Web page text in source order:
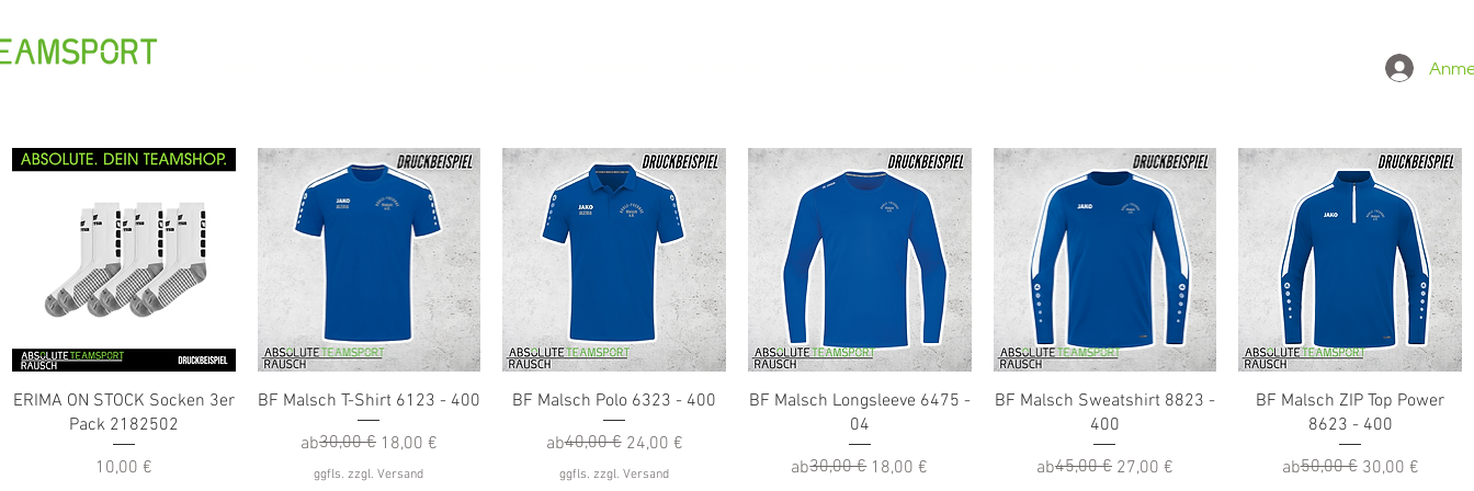
Schnellansicht
ERIMA ON STOCK Socken 3er
Pack 2182502
Preis
10,00 €
Schnellansicht
BF Malsch T-Shirt 6123 - 400
ab
Standardpreis
30,00 € 18,00 €
Sale-Preis
ggfls. zzgl. Versand
Schnellansicht
BF Malsch Polo 6323 - 400
ab
Standardpreis
40,00 € 24,00 €
Sale-Preis
ggfls. zzgl. Versand
Schnellansicht
BF Malsch Longsleeve 6475 -
04
ab
Standardpreis
30,00 € 18,00 €
Sale-Preis
Schnellansicht
BF Malsch Sweatshirt 8823 -
400
ab
Standardpreis
45,00 € 27,00 €
Sale-Preis
Schnellansicht
BF Malsch ZIP Top Power
8623 - 400
ab
Standardpreis
50,00 € 30,00 €
Sale-Preis